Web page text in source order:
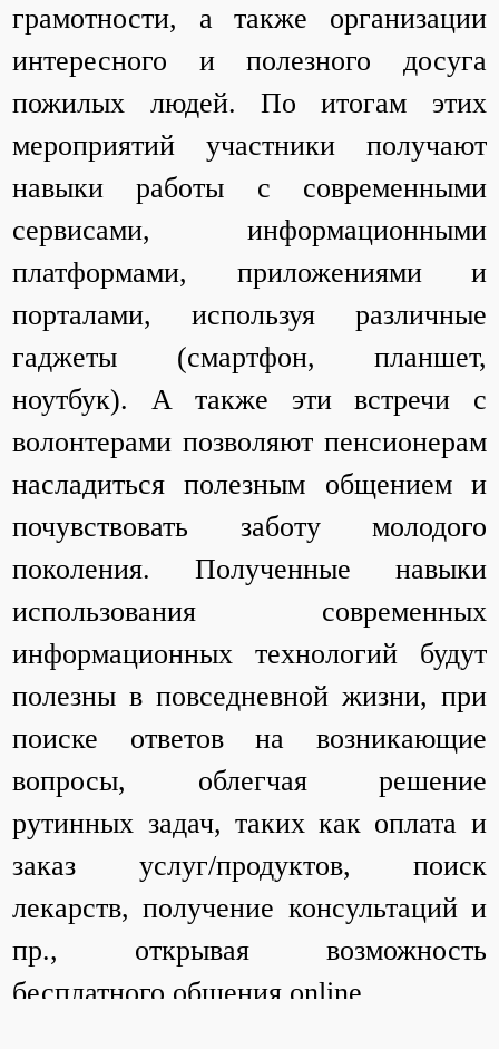
грамотности, а также организации
интересного и полезного досуга
пожилых людей. По итогам этих
мероприятий участники получают
навыки работы с современными
сервисами, информационными
платформами, приложениями и
порталами, используя различные
гаджеты (смартфон, планшет,
ноутбук). А также эти встречи с
волонтерами позволяют пенсионерам
насладиться полезным общением и
почувствовать заботу молодого
поколения. Полученные навыки
использования современных
информационных технологий будут
полезны в повседневной жизни, при
поиске ответов на возникающие
вопросы, облегчая решение
рутинных задач, таких как оплата и
заказ услуг/продуктов, поиск
лекарств, получение консультаций и
пр., открывая возможность
бесплатного общения online.